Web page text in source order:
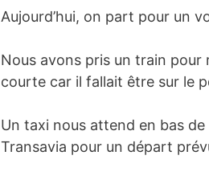
Aujourd’hui, on part pour un
Nous avons pris un train pour
courte car il fallait être sur le
Un taxi nous attend en bas de
Transavia pour un départ